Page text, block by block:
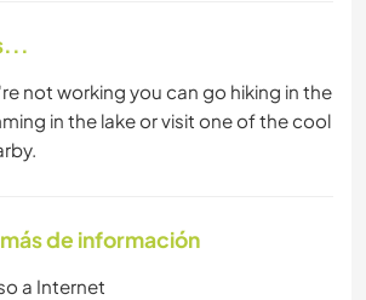
not working you can go hiking in the
in the lake or visit one of the cool
de información
a Internet